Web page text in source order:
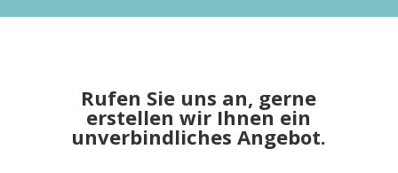
Rufen Sie uns an, gerne
erstellen wir Ihnen ein
unverbindliches Angebot.